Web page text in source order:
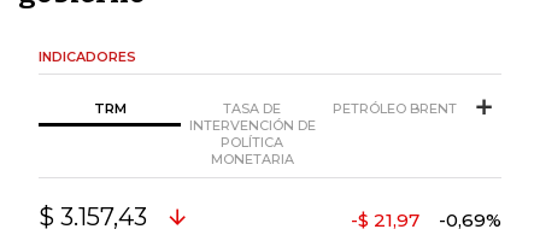
INDICADORES
TRM
TASA DE
INTERVENCIÓN DE
POLÍTICA
MONETARIA
PETRÓLEO BRENT
$ 3.157,43 -$ 21,97 -0,69%